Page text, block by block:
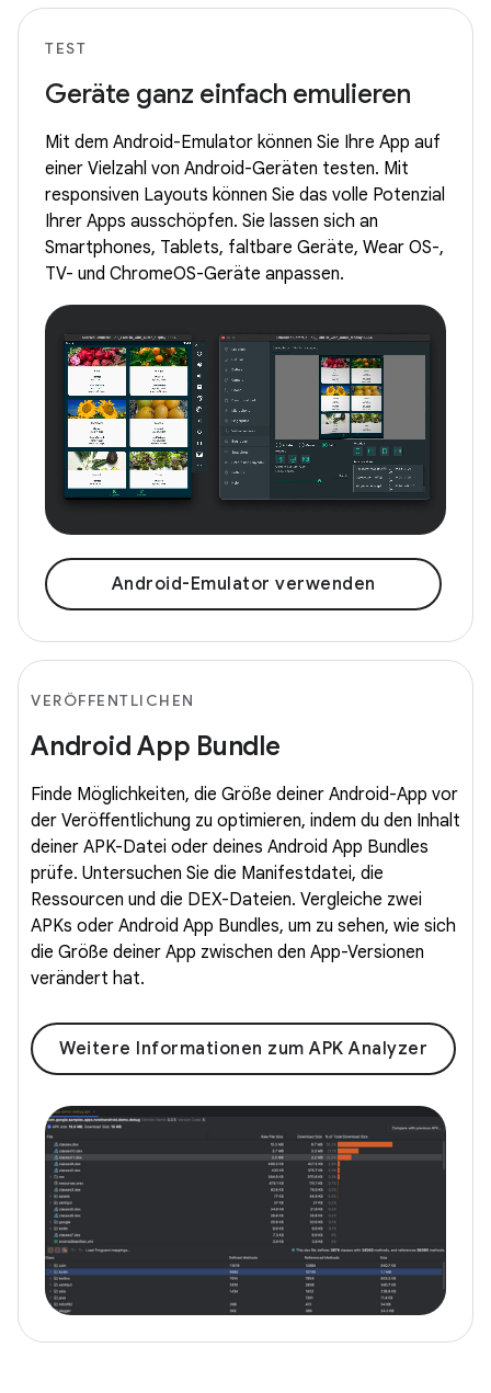
TEST
Geräte ganz einfach emulieren
Mit dem Android-Emulator können Sie Ihre App auf
einer Vielzahl von Android-Geräten testen. Mit
responsiven Layouts können Sie das volle Potenzial
Ihrer Apps ausschöpfen. Sie lassen sich an
Smartphones, Tablets, faltbare Geräte, Wear OS-,
TV- und ChromeOS-Geräte anpassen.
Android-Emulator verwenden
VERÖFFENTLICHEN
Android App Bundle
Finde Möglichkeiten, die Größe deiner Android-App vor
der Veröffentlichung zu optimieren, indem du den Inhalt
deiner APK-Datei oder deines Android App Bundles
prüfe. Untersuchen Sie die Manifestdatei, die
Ressourcen und die DEX-Dateien. Vergleiche zwei
APKs oder Android App Bundles, um zu sehen, wie sich
die Größe deiner App zwischen den App-Versionen
verändert hat.
Weitere Informationen zum APK Analyzer